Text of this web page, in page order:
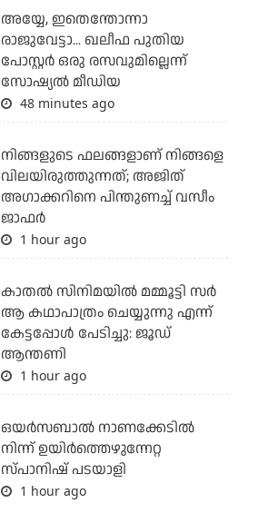
അയ്യേ, ഇതെന്തോന്നാ
രാജുവേട്ടാ... ഖലീഫ പുതിയ
പോസ്റ്റര്‍ ഒരു രസവുമില്ലെന്ന്
സോഷ്യല്‍ മീഡിയ
48 minutes ago
നിങ്ങളുടെ ഫലങ്ങളാണ് നിങ്ങളെ
വിലയിരുത്തുന്നത്; അജിത്
അഗാക്കറിനെ പിന്തുണച്ച് വസീം
ജാഫര്‍
1 hour ago
കാതൽ സിനിമയിൽ മമ്മൂട്ടി സർ
ആ കഥാപാത്രം ചെയ്യുന്നു എന്ന്
കേട്ടപ്പോൾ പേടിച്ചു: ജൂഡ്
ആന്തണി
1 hour ago
ഒയര്‍സബാൽ നാണക്കേടിൽ
നിന്ന് ഉയിർത്തെഴുന്നേറ്റ
സ്പാനിഷ് പടയാളി
1 hour ago